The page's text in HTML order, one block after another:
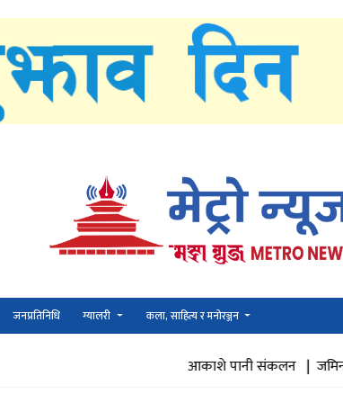
जनप्रतिनिधि ग्यालरी कला, साहित्य र मनोरञ्जन
आकाशे पानी संकलन |जमिनमा पानी